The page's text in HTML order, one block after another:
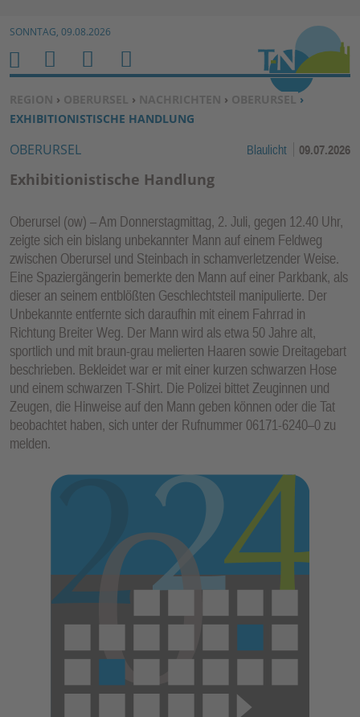
Zum Inhalt springen ↓
SONNTAG, 09.08.2026
SIE BEFINDEN SICH HIER:
REGION › OBERURSEL › NACHRICHTEN › OBERURSEL ›
EXHIBITIONISTISCHE HANDLUNG
OBERURSEL Blaulicht 09.07.2026
Exhibitionistische Handlung
Oberursel (ow) – Am Donnerstagmittag, 2. Juli, gegen 12.40 Uhr,
zeigte sich ein bislang unbekannter Mann auf einem Feldweg
zwischen Oberursel und Steinbach in schamverletzender Weise.
Eine Spaziergängerin bemerkte den Mann auf einer Parkbank, als
dieser an seinem entblößten Geschlechtsteil manipulierte. Der
Unbekannte entfernte sich daraufhin mit einem Fahrrad in
Richtung Breiter Weg. Der Mann wird als etwa 50 Jahre alt,
sportlich und mit braun-grau melierten Haaren sowie Dreitagebart
beschrieben. Bekleidet war er mit einer kurzen schwarzen Hose
und einem schwarzen T-Shirt. Die Polizei bittet Zeuginnen und
Zeugen, die Hinweise auf den Mann geben können oder die Tat
beobachtet haben, sich unter der Rufnummer 06171-6240–0 zu
melden.
H
O
M
E
M
E
N
U
S
U
C
N
B
E
N
Z
R
F
U
N
K
TI
O
N
E
N